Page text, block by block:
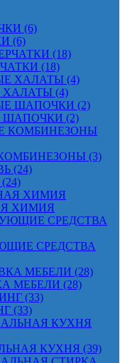
(6)
(18)
(4)
ШАПОЧКИ (2)
(3)
ХИМИЯ
СРЕДСТВА
МЕБЕЛИ (28)
(33)
КУХНЯ (39)